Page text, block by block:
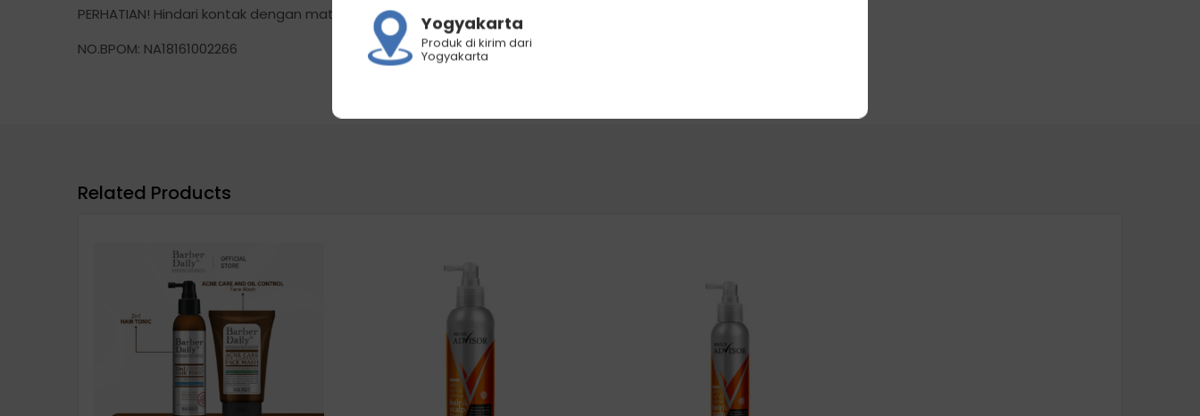
PERHATIAN! Hindari kontak dengan mata. Jika terkena mata, segera bilas dengan air!
NO.BPOM: NA18161002266
Related Products
Yogyakarta
Produk di kirim dari
Yogyakarta